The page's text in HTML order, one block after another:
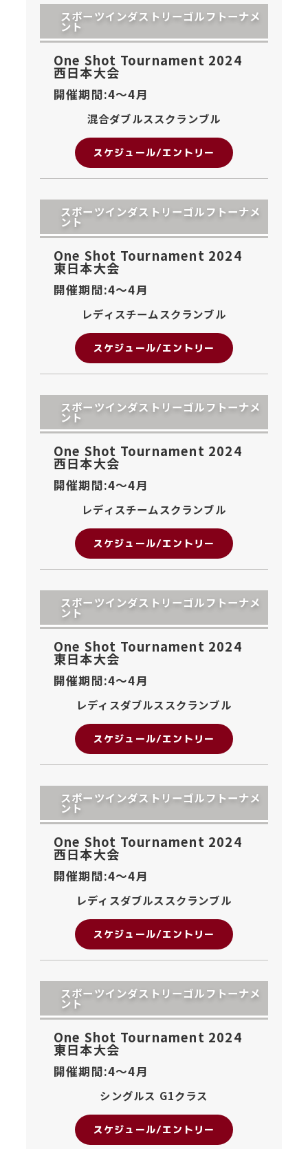
スポーツインダストリーゴルフトーナメ
ント
One Shot Tournament 2024
西日本大会
開催期間:4〜4月
混合ダブルススクランブル
スケジュール/エントリー
スポーツインダストリーゴルフトーナメ
ント
One Shot Tournament 2024
東日本大会
開催期間:4〜4月
レディスチームスクランブル
スケジュール/エントリー
スポーツインダストリーゴルフトーナメ
ント
One Shot Tournament 2024
西日本大会
開催期間:4〜4月
レディスチームスクランブル
スケジュール/エントリー
スポーツインダストリーゴルフトーナメ
ント
One Shot Tournament 2024
東日本大会
開催期間:4〜4月
レディスダブルススクランブル
スケジュール/エントリー
スポーツインダストリーゴルフトーナメ
ント
One Shot Tournament 2024
西日本大会
開催期間:4〜4月
レディスダブルススクランブル
スケジュール/エントリー
スポーツインダストリーゴルフトーナメ
ント
One Shot Tournament 2024
東日本大会
開催期間:4〜4月
シングルス G1クラス
スケジュール/エントリー